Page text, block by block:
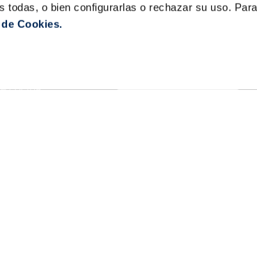
todas, o bien configurarlas o rechazar su uso.
Cookies.
cocina
Contacta con nosotros